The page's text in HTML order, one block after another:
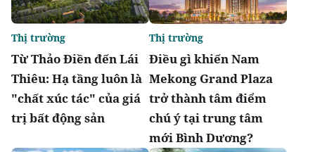
Từ Thảo Điền đến Lái
Thiêu: Hạ tầng luôn là
"chất xúc tác" của giá
trị bất động sản
Thị trường
Điều gì khiến Nam
Mekong Grand Plaza
trở thành tâm điểm
chú ý tại trung tâm
mới Bình Dương?
Thị trường